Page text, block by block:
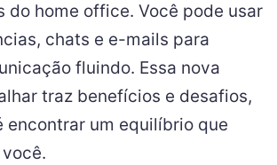
do home office. Você pode usar
chats e e-mails para
fluindo. Essa nova
traz benefícios e desafios,
encontrar um equilíbrio que